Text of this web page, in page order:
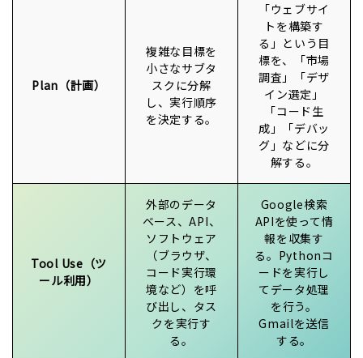
Plan（計画）
複雑な目標を
小さなサブタ
スクに分解
し、実行順序
を決定する。
「ウェブサイ
トを構築す
る」という目
標を、「市場
調査」「デザ
イン選定」
「コード生
成」「デバッ
グ」などに分
解する。
Tool Use（ツ
ール利用）
外部のデータ
ベース、API、
ソフトウェア
（ブラウザ、
コード実行環
境など）を呼
び出し、タス
クを実行す
る。
Google検索
APIを使って情
報を収集す
る。Pythonコ
ードを実行し
てデータ処理
を行う。
Gmailを送信
する。